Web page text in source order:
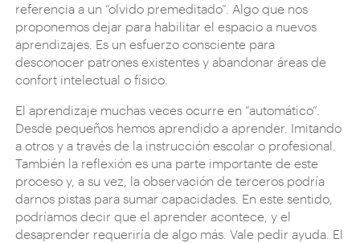
referencia a un “olvido premeditado”. Algo que nos
proponemos dejar para habilitar el espacio a nuevos
aprendizajes. Es un esfuerzo consciente para
desconocer patrones existentes y abandonar áreas de
confort intelectual o físico.
El aprendizaje muchas veces ocurre en “automático”.
Desde pequeños hemos aprendido a aprender. Imitando
a otros y a través de la instrucción escolar o profesional.
También la reflexión es una parte importante de este
proceso y, a su vez, la observación de terceros podría
darnos pistas para sumar capacidades. En este sentido,
podríamos decir que el aprender acontece, y el
desaprender requeriría de algo más. Vale pedir ayuda. El